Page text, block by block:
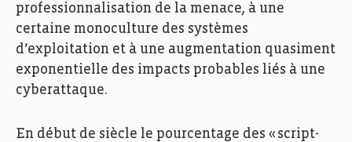
professionnalisation de la menace, à une
certaine monoculture des systèmes
d’exploitation et à une augmentation quasiment
exponentielle des impacts probables liés à une
cyberattaque.
En début de siècle le pourcentage des « script-